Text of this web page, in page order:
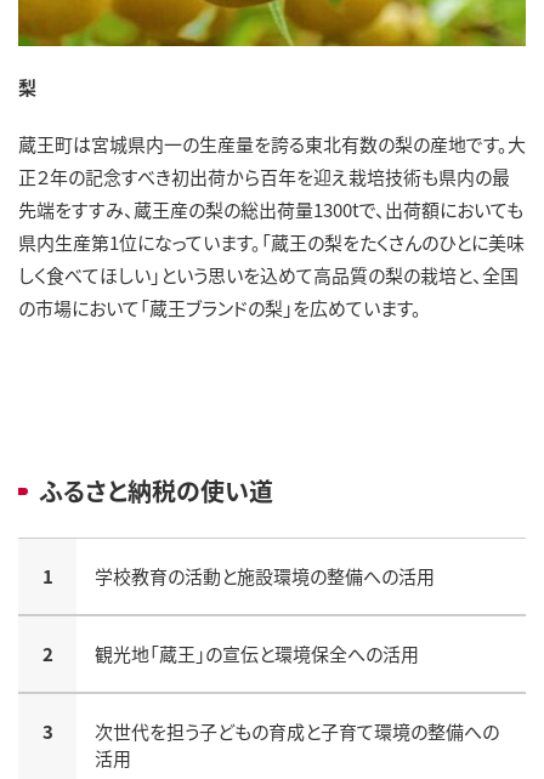
梨
蔵王町は宮城県内一の生産量を誇る東北有数の梨の産地です。大
正２年の記念すべき初出荷から百年を迎え栽培技術も県内の最
先端をすすみ、蔵王産の梨の総出荷量1300tで、出荷額においても
県内生産第1位になっています。「蔵王の梨をたくさんのひとに美味
しく食べてほしい」という思いを込めて高品質の梨の栽培と、全国
の市場において「蔵王ブランドの梨」を広めています。
ふるさと納税の使い道
1 学校教育の活動と施設環境の整備への活用
2 観光地「蔵王」の宣伝と環境保全への活用
3
次世代を担う子どもの育成と子育て環境の整備への
活用